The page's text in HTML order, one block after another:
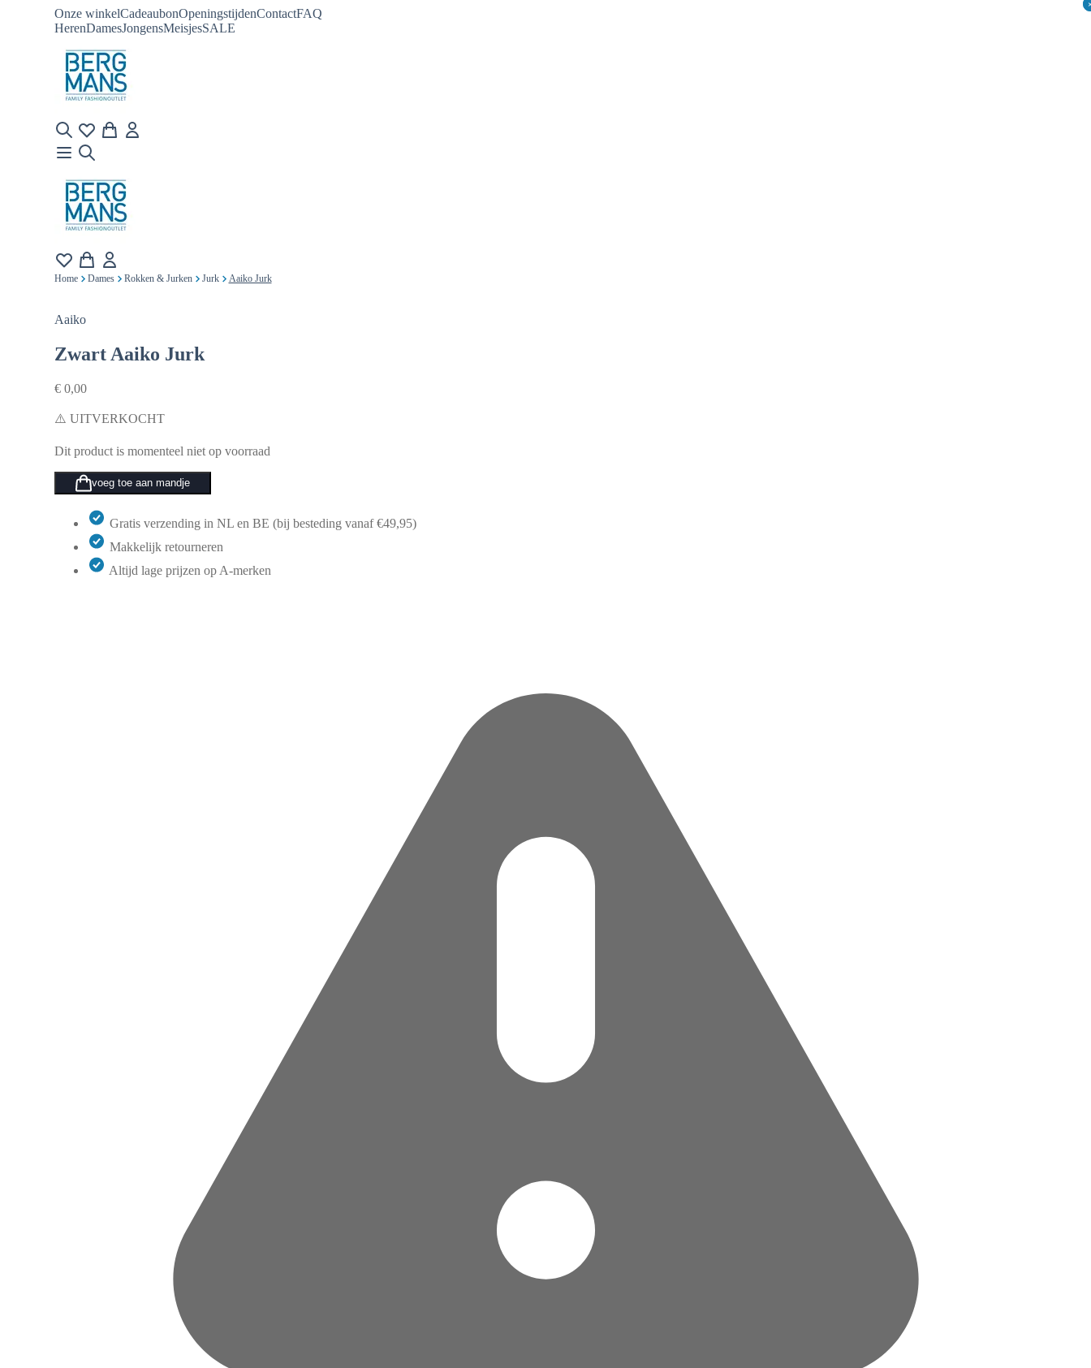
Onze winkelCadeaubonOpeningstijdenContactFAQ
HerenDamesJongensMeisjesSALE
Home Dames Rokken & Jurken Jurk Aaiko Jurk
Aaiko
Zwart Aaiko Jurk
€0,00
⚠️ UITVERKOCHT
Dit product is momenteel niet op voorraad
voeg toe aan mandje
Gratis verzending in NL en BE (bij besteding vanaf €49,95)
Makkelijk retourneren
Altijd lage prijzen op A-merken